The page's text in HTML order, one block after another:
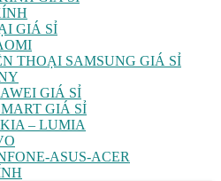
GIÁ SỈ
THOẠI SAMSUNG GIÁ SỈ
GIÁ SỈ
GIÁ SỈ
– LUMIA
ASUS-ACER